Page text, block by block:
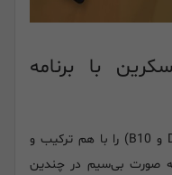
با برنامه
محصولات نسل دوم EZCast Pro (D10 و B10) را با هم ترکیب و
صورت بی‌سیم در چندین